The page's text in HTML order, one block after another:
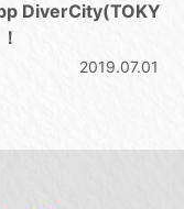
DiverCity(TOKY
2019.07.01